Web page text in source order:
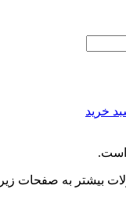
خرید
است.
بیشتر به صفحات زیر